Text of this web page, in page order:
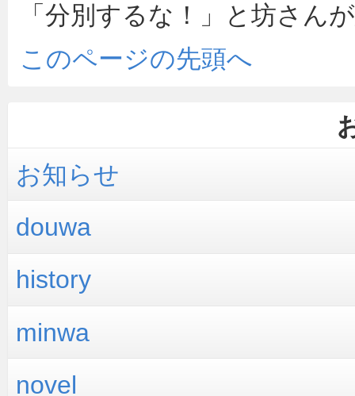
「分別するな！」と坊さん
このページの先頭へ
お知らせ
douwa
history
minwa
novel